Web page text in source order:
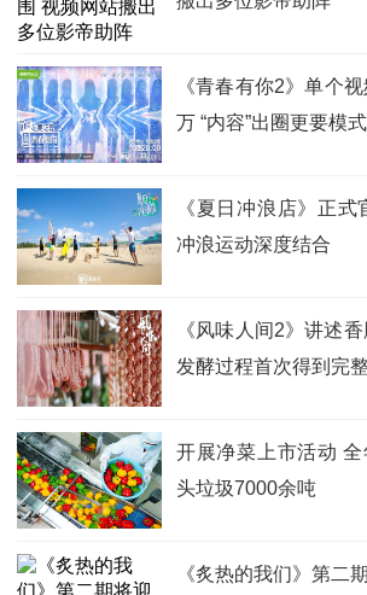
《青春有你2》单个
万 “内容”出圈更要模
《夏日冲浪店》正
冲浪运动深度结合
《风味人间2》讲述
发酵过程首次得到完
开展净菜上市活动
头垃圾7000余吨
《炙热的我们》第二